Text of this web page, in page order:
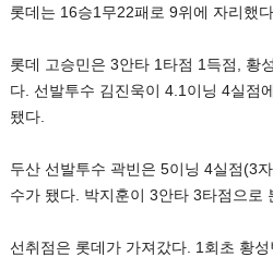
인
롯데는 16승1무22패로 9위에 자리했
롯데 고승민은 3안타 1타점 1득점, 황
다. 선발투수 김진욱이 4.1이닝 4실점
됐다.
두산 선발투수 곽빈은 5이닝 4실점(3
수가 됐다. 박지훈이 3안타 3타점으로
선취점은 롯데가 가져갔다. 1회초 황